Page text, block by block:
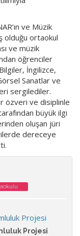
ve Müzik
olduğu ortaokul
ve müzik
öğrenciler
İngilizce,
Sanatlar ve
sergilediler.
özveri ve disiplinle
büyük ilgi
oluşan jüri
dereceye
Projesi